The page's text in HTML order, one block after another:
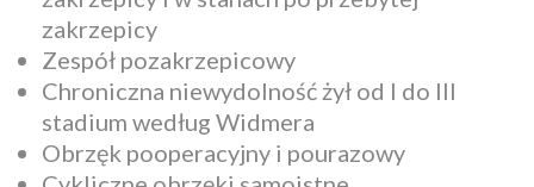
zakrzepicy
Zespół pozakrzepicowy
Chroniczna niewydolność żył od I do III
stadium według Widmera
Obrzęk pooperacyjny i pourazowy